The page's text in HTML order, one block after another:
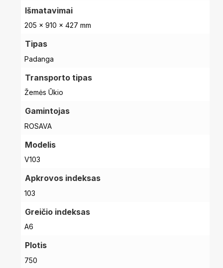
Išmatavimai
205 × 910 × 427 mm
Tipas
Padanga
Transporto tipas
Žemės Ūkio
Gamintojas
ROSAVA
Modelis
V103
Apkrovos indeksas
103
Greičio indeksas
A6
Plotis
750